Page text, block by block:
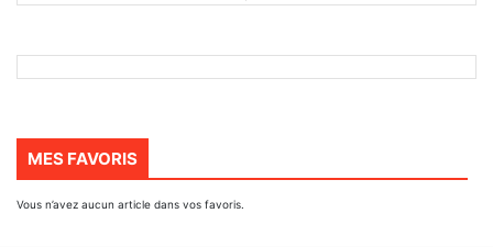
MES FAVORIS
Vous n’avez aucun article dans vos favoris.